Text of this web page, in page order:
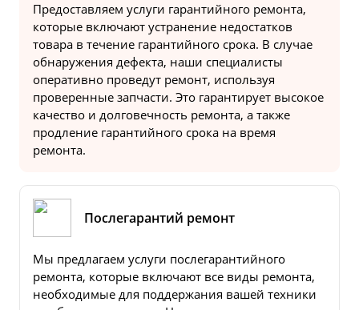
Предоставляем услуги гарантийного ремонта,
которые включают устранение недостатков
товара в течение гарантийного срока. В случае
обнаружения дефекта, наши специалисты
оперативно проведут ремонт, используя
проверенные запчасти. Это гарантирует высокое
качество и долговечность ремонта, а также
продление гарантийного срока на время
ремонта.
Послегарантий ремонт
Мы предлагаем услуги послегарантийного
ремонта, которые включают все виды ремонта,
необходимые для поддержания вашей техники